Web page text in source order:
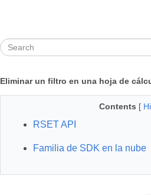
Eliminar un filtro en una hoja de
Contents [
RSET API
Familia de SDK en la nube